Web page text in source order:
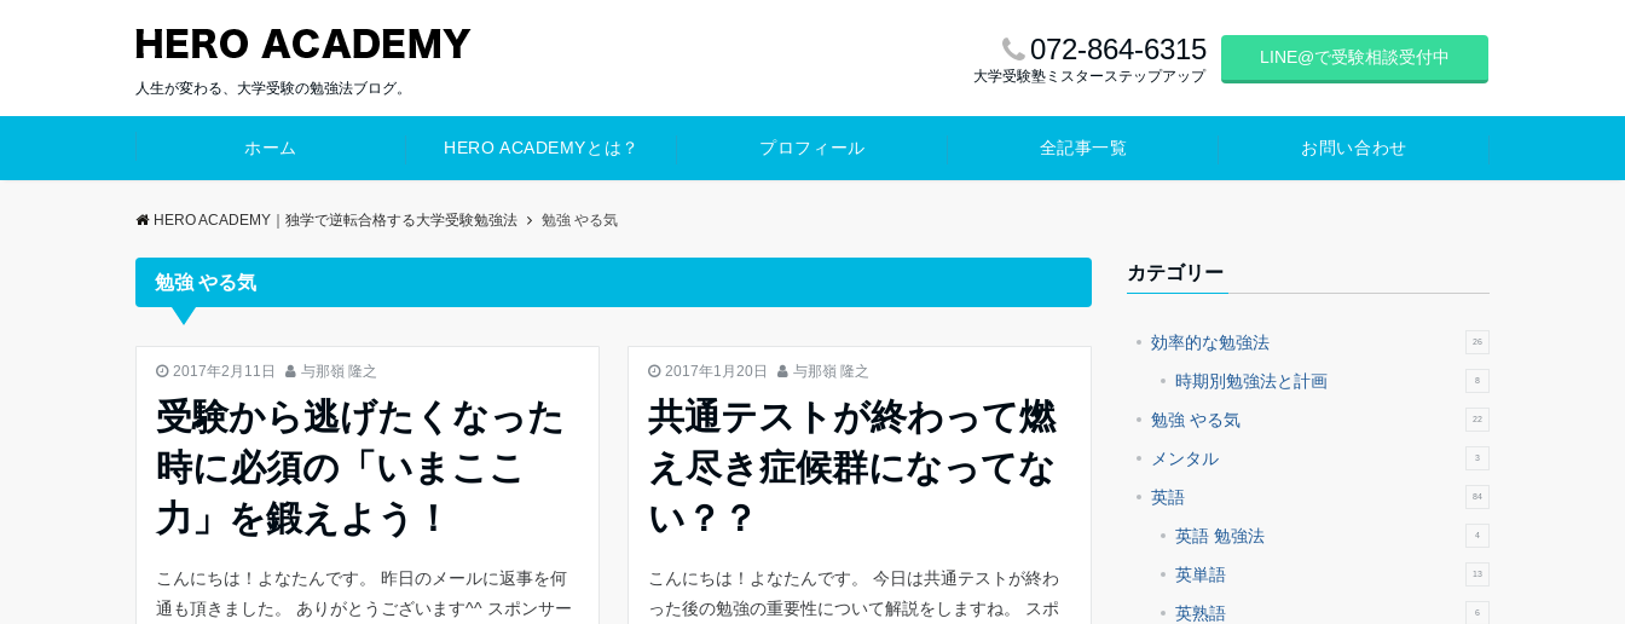
人生が変わる、大学受験の勉強法ブログ。
072-864-6315
大学受験塾ミスターステップアップ
LINE@で受験相談受付中
ホーム HERO ACADEMYとは？ プロフィール 全記事一覧 お問い合わせ
HERO ACADEMY｜独学で逆転合格する大学受験勉強法 勉強 やる気
勉強 やる気
勉強 やる気
2017年2月11日 与那嶺 隆之
受験から逃げたくなった
時に必須の「いまここ
力」を鍛えよう！
こんにちは！よなたんです。 昨日のメールに返事を何
通も頂きました。 ありがとうございます^^ スポンサー
勉強 やる気
2017年1月20日 与那嶺 隆之
共通テストが終わって燃
え尽き症候群になってな
い？？
こんにちは！よなたんです。 今日は共通テストが終わ
った後の勉強の重要性について解説をしますね。 スポ
カテゴリー
効率的な勉強法 26
時期別勉強法と計画 8
勉強 やる気 22
メンタル 3
英語 84
英語 勉強法 4
英単語 13
英熟語 6